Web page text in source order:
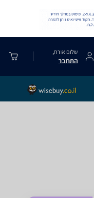
שלום אורח,
התחבר